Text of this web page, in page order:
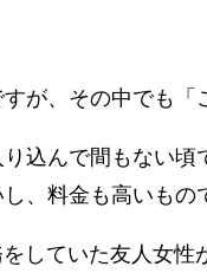
が、その中でも
込んで間もない頃
、料金も高いもの
していた友人女性